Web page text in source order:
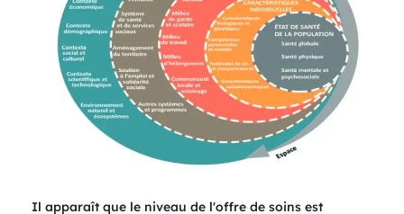
Il apparaît que le niveau de l'offre de soins est